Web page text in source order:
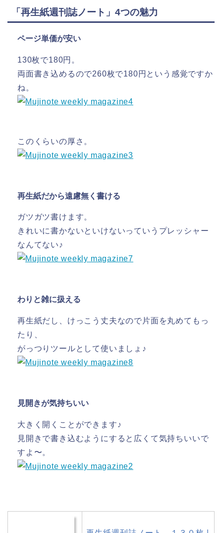
「再生紙週刊誌ノート」4つの魅力
ページ単価が安い
130枚で180円。
両面書き込めるので260枚で180円という感覚ですか
ね。
このくらいの厚さ。
再生紙だから遠慮無く書ける
ガツガツ書けます。
きれいに書かないといけないっていうプレッシャー
なんてない♪
わりと雑に扱える
再生紙だし、けっこう丈夫なので片面を丸めてもっ
たり、
がっつりツールとして使いましょ♪
見開きが気持ちいい
大きく開くことができます♪
見開きで書き込むようにすると広くて気持ちいいで
すよ〜。